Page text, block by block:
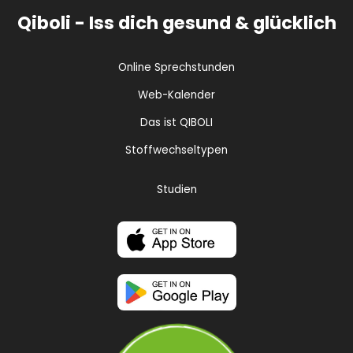
Qiboli - Iss dich gesund & glücklich
Online Sprechstunden
Web-Kalender
Das ist QIBOLI
Stoffwechseltypen
Studien